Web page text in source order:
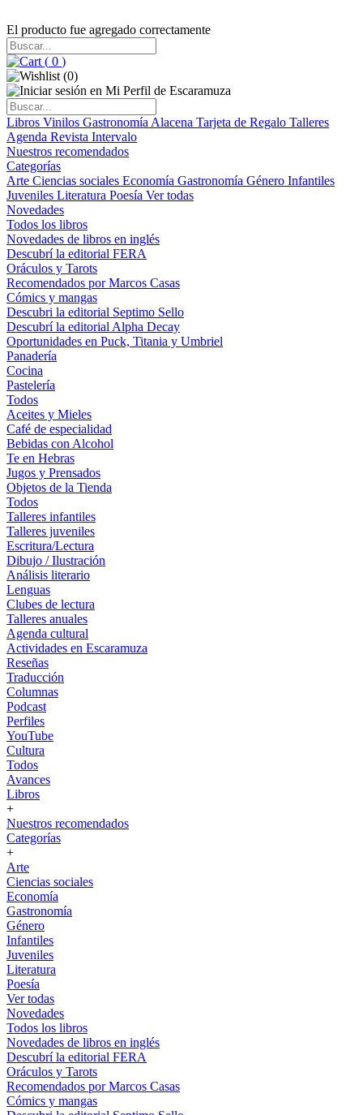
El producto fue agregado correctamente
( 0 )
(0)
Libros Vinilos Gastronomía Alacena Tarjeta de Regalo Talleres
Agenda Revista Intervalo
Nuestros recomendados
Categorías
Arte Ciencias sociales Economía Gastronomía Género Infantiles
Juveniles Literatura Poesía Ver todas
Novedades
Todos los libros
Novedades de libros en inglés
Descubrí la editorial FERA
Oráculos y Tarots
Recomendados por Marcos Casas
Cómics y mangas
Descubri la editorial Septimo Sello
Descubrí la editorial Alpha Decay
Oportunidades en Puck, Titania y Umbriel
Panadería
Cocina
Pastelería
Todos
Aceites y Mieles
Café de especialidad
Bebidas con Alcohol
Te en Hebras
Jugos y Prensados
Objetos de la Tienda
Todos
Talleres infantiles
Talleres juveniles
Escritura/Lectura
Dibujo / Ilustración
Análisis literario
Lenguas
Clubes de lectura
Talleres anuales
Agenda cultural
Actividades en Escaramuza
Reseñas
Traducción
Columnas
Podcast
Perfiles
YouTube
Cultura
Todos
Avances
Libros
+
Nuestros recomendados
Categorías
+
Arte
Ciencias sociales
Economía
Gastronomía
Género
Infantiles
Juveniles
Literatura
Poesía
Ver todas
Novedades
Todos los libros
Novedades de libros en inglés
Descubrí la editorial FERA
Oráculos y Tarots
Recomendados por Marcos Casas
Cómics y mangas